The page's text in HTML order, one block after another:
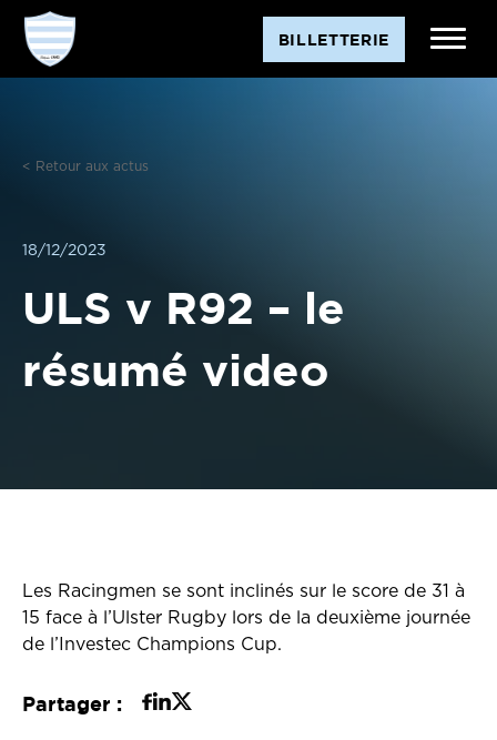
Aller
contenu
BILLETTERIE
< Retour aux actus
18/12/2023
ULS v R92 – le
résumé video
Les Racingmen se sont inclinés sur le score de 31 à
15 face à l’Ulster Rugby lors de la deuxième journée
de l’Investec Champions Cup.
Partager :